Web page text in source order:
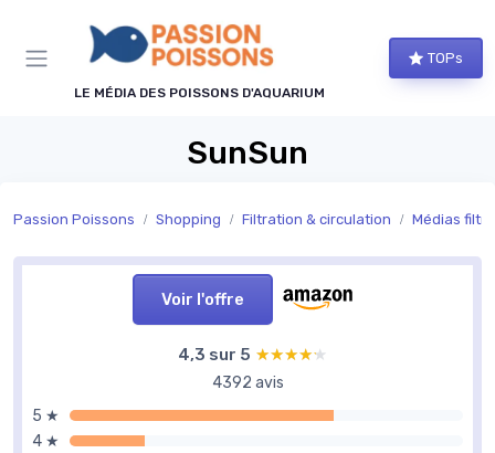
LE MÉDIA DES POISSONS D'AQUARIUM
TOPs
SunSun
Passion Poissons Shopping Filtration & circulation Médias
Voir l'offre
4,3 sur 5 ★★★★★
★★★★★
4392 avis
5 ★
4 ★